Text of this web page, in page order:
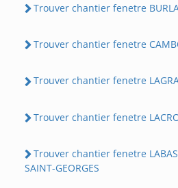
Trouver chantier fenetre
Trouver chantier fenetre
Trouver chantier fenetre
Trouver chantier fenetre
Trouver chantier fenetre
SAINT-GEORGES